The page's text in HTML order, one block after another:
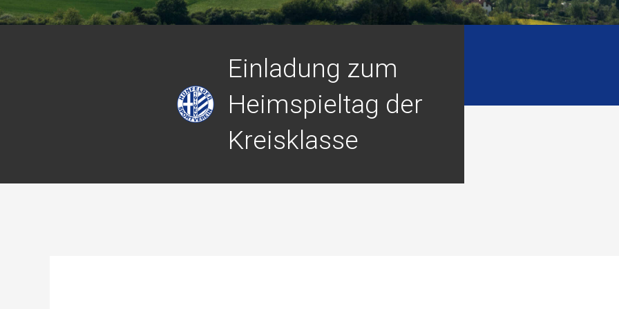
Einladung zum
Heimspieltag der
Kreisklasse